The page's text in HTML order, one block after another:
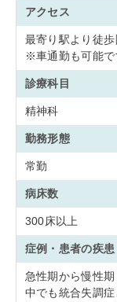
アクセス
最寄り駅より徒歩
※車通勤も可能で
診療科目
精神科
勤務形態
常勤
病床数
300床以上
症例・患者の疾患
急性期から慢性期
中でも統合失調